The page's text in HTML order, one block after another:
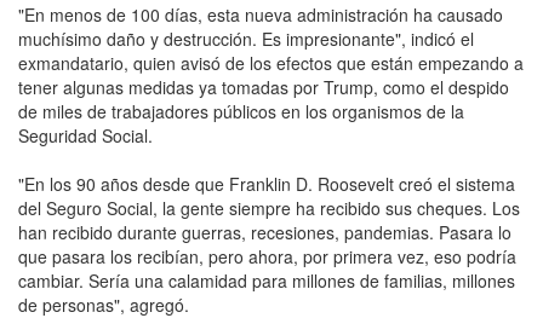
"En menos de 100 días, esta nueva administración ha causado
muchísimo daño y destrucción. Es impresionante", indicó el
exmandatario, quien avisó de los efectos que están empezando a
tener algunas medidas ya tomadas por Trump, como el despido
de miles de trabajadores públicos en los organismos de la
Seguridad Social.
"En los 90 años desde que Franklin D. Roosevelt creó el sistema
del Seguro Social, la gente siempre ha recibido sus cheques. Los
han recibido durante guerras, recesiones, pandemias. Pasara lo
que pasara los recibían, pero ahora, por primera vez, eso podría
cambiar. Sería una calamidad para millones de familias, millones
de personas", agregó.